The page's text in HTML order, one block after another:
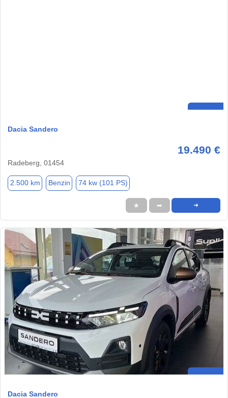
Dacia Sandero
19.490 €
Radeberg, 01454
2.500 km Benzin 74 kw (101 PS)
★ ➦ ➜
Dacia Sandero